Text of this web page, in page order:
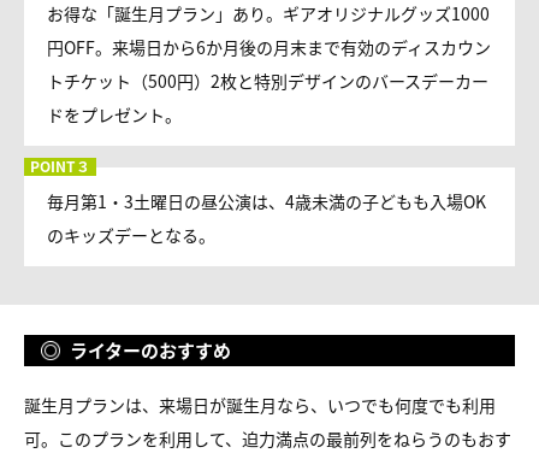
お得な「誕生月プラン」あり。ギアオリジナルグッズ1000
円OFF。来場日から6か月後の月末まで有効のディスカウン
トチケット（500円）2枚と特別デザインのバースデーカー
ドをプレゼント。
毎月第1・3土曜日の昼公演は、4歳未満の子どもも入場OK
のキッズデーとなる。
ライターのおすすめ
誕生月プランは、来場日が誕生月なら、いつでも何度でも利用
可。このプランを利用して、迫力満点の最前列をねらうのもおす